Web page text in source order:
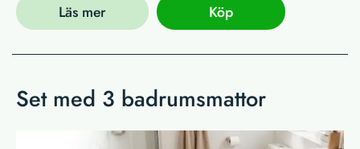
Läs mer Köp
Set med 3 badrumsmattor